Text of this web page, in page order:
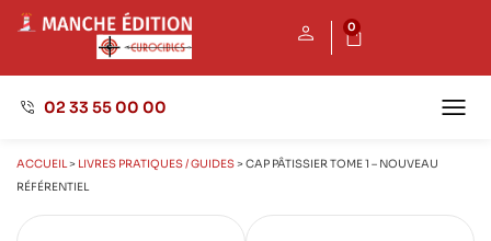
0
02 33 55 00 00
ACCUEIL> LIVRES PRATIQUES / GUIDES>CAP PÂTISSIER TOME 1 – NOUVEAU
RÉFÉRENTIEL